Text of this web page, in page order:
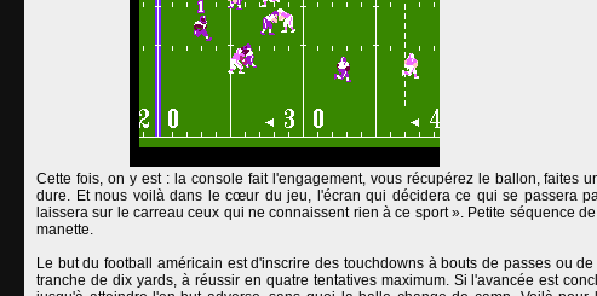
Cette fois, on y est : la console fait l'engagement, vous récupérez le ballon, faites
dure. Et nous voilà dans le cœur du jeu, l'écran qui décidera ce qui se passera
laissera sur le carreau ceux qui ne connaissent rien à ce sport ». Petite séquence
manette.
Le but du football américain est d'inscrire des touchdowns à bouts de passes ou
tranche de dix yards, à réussir en quatre tentatives maximum. Si l'avancée est